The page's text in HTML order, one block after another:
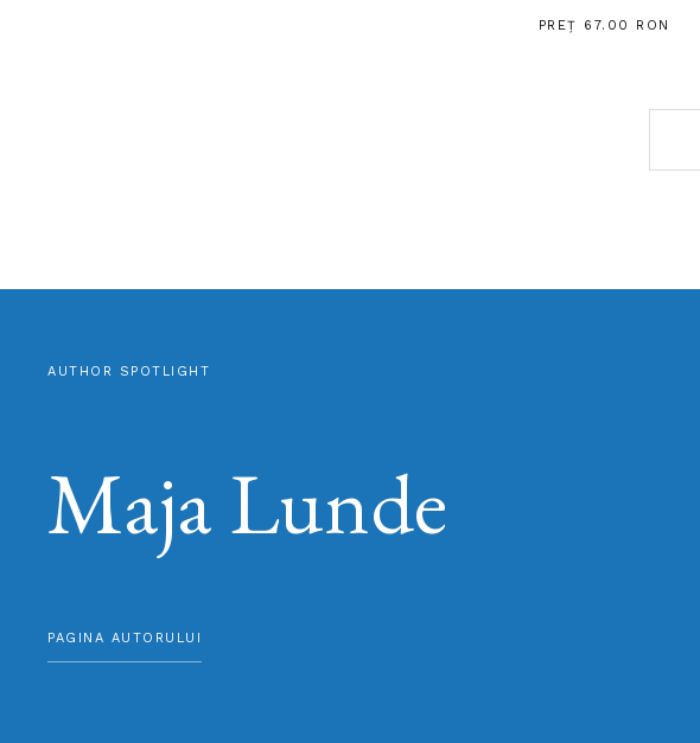
PREȚ 67.00 RON
AUTHOR SPOTLIGHT
Maja Lunde
PAGINA AUTORULUI